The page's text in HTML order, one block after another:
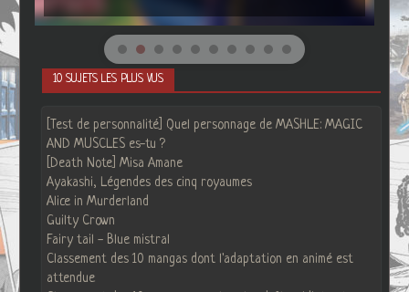
10 SUJETS LES PLUS VUS
[Test de personnalité] Quel personnage de MASHLE: MAGIC
AND MUSCLES es-tu ?
[Death Note] Misa Amane
Ayakashi, Légendes des cinq royaumes
Alice in Murderland
Guilty Crown
Fairy tail - Blue mistral
Classement des 10 mangas dont l'adaptation en animé est
attendue